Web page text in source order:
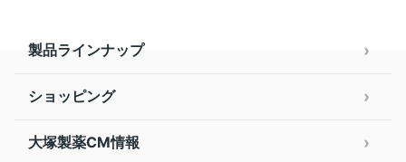
製品ラインナップ
ショッピング
大塚製薬CM情報